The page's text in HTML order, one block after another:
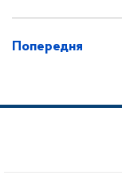
Попередня